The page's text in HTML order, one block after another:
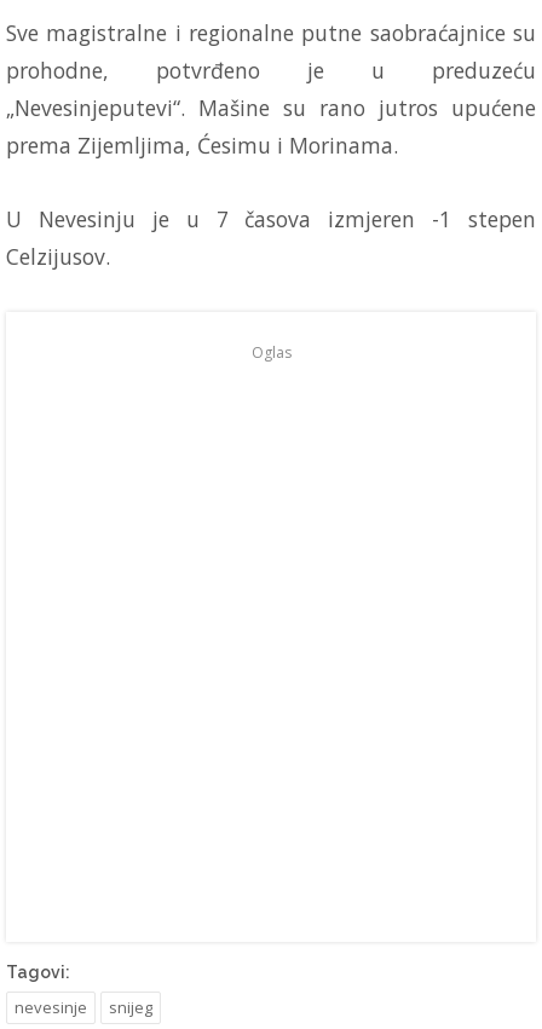
Sve magistralne i regionalne putne saobraćajnice su
prohodne, potvrđeno je u preduzeću
„Nevesinjeputevi“. Mašine su rano jutros upućene
prema Zijemljima, Ćesimu i Morinama.
U Nevesinju je u 7 časova izmjeren -1 stepen
Celzijusov.
Oglas
Tagovi:
nevesinje snijeg